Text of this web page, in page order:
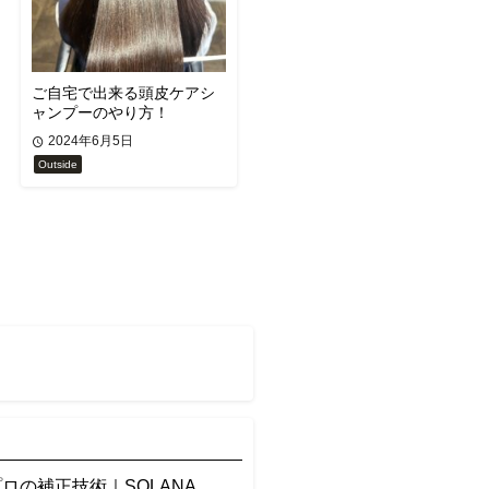
ご自宅で出来る頭皮ケアシ
ャンプーのやり方！
2024年6月5日
Outside